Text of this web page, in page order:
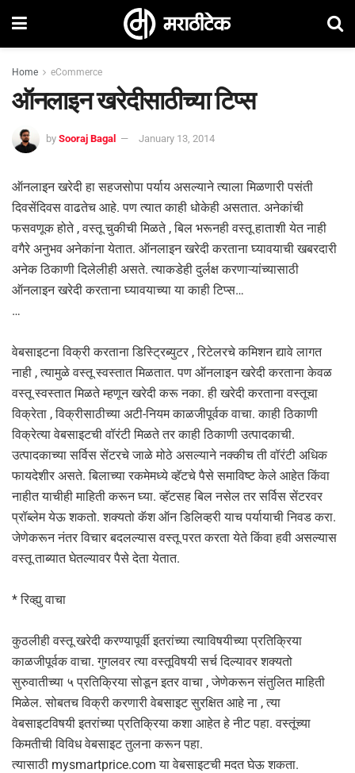
Home eCommerce
ऑनलाइन खरेदीसाठीच्या टिप्स
by Sooraj Bagal January 13, 2014
ऑनलाइन खरेदी हा सहजसोपा पर्याय असल्याने त्याला मिळणारी पसंती
दिवसेंदिवस वाढतेच आहे. पण त्यात काही धोकेही असतात. अनेकांची
फसवणूक होते , वस्तू चुकीची मिळते , बिल भरूनही वस्तू हाताशी येत नाही
वगैरे अनुभव अनेकांना येतात. ऑनलाइन खरेदी करताना घ्यावयाची खबरदारी
अनेक ठिकाणी दिलेलीही असते. त्याकडेही दुर्लक्ष करणाऱ्यांच्यासाठी
ऑनलाइन खरेदी करताना घ्यावयाच्या या काही टिप्स…
…
वेबसाइटना विक्री करताना डिस्ट्रिब्युटर , रिटेलरचे कमिशन द्यावे लागत
नाही , त्यामुळे वस्तू स्वस्तात मिळतात. पण ऑनलाइन खरेदी करताना केवळ
वस्तू स्वस्तात मिळते म्हणून खरेदी करू नका. ही खरेदी करताना वस्तूचा
विक्रेता , विक्रीसाठीच्या अटी-नियम काळजीपूर्वक वाचा. काही ठिकाणी
विक्रेत्या वेबसाइटची वॉरंटी मिळते तर काही ठिकाणी उत्पादकाची.
उत्पादकाच्या सर्विस सेंटरचे जाळे मोठे असल्याने नक्कीच ती वॉरंटी अधिक
फायदेशीर असते. बिलाच्या रकमेमध्ये व्हॅटचे पैसे समाविष्ट केले आहेत किंवा
नाहीत याचीही माहिती करून घ्या. व्हॅटसह बिल नसेल तर सर्विस सेंटरवर
प्रॉब्लेम येऊ शकतो. शक्यतो कॅश ऑन डिलिव्हरी याच पर्यायाची निवड करा.
जेणेकरून नंतर विचार बदलल्यास वस्तू परत करता येते किंवा हवी असल्यास
वस्तू ताब्यात घेतल्यावर पैसे देता येतात.
* रिव्ह्यु वाचा
कुठलीही वस्तू खरेदी करण्यापूर्वी इतरांच्या त्याविषयीच्या प्रतिक्रिया
काळजीपूर्वक वाचा. गुगलवर त्या वस्तूविषयी सर्च दिल्यावर शक्यतो
सुरुवातीच्या ५ प्रतिक्रिया सोडून इतर वाचा , जेणेकरून संतुलित माहिती
मिळेल. सोबतच विक्री करणारी वेबसाइट सुरक्षित आहे ना , त्या
वेबसाइटविषयी इतरांच्या प्रतिक्रिया कशा आहेत हे नीट पहा. वस्तूंच्या
किमतीची विविध वेबसाइट तुलना करून पहा.
त्यासाठी mysmartprice.com या वेबसाइटची मदत घेऊ शकता.